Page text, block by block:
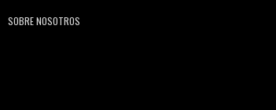
SOBRE NOSOTROS